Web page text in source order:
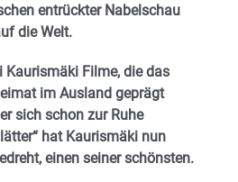
entrückter Nabelschau
die Welt.
Kaurismäki Filme, die das
im Ausland geprägt
sich schon zur Ruhe
hat Kaurismäki nun
einen seiner schönsten.